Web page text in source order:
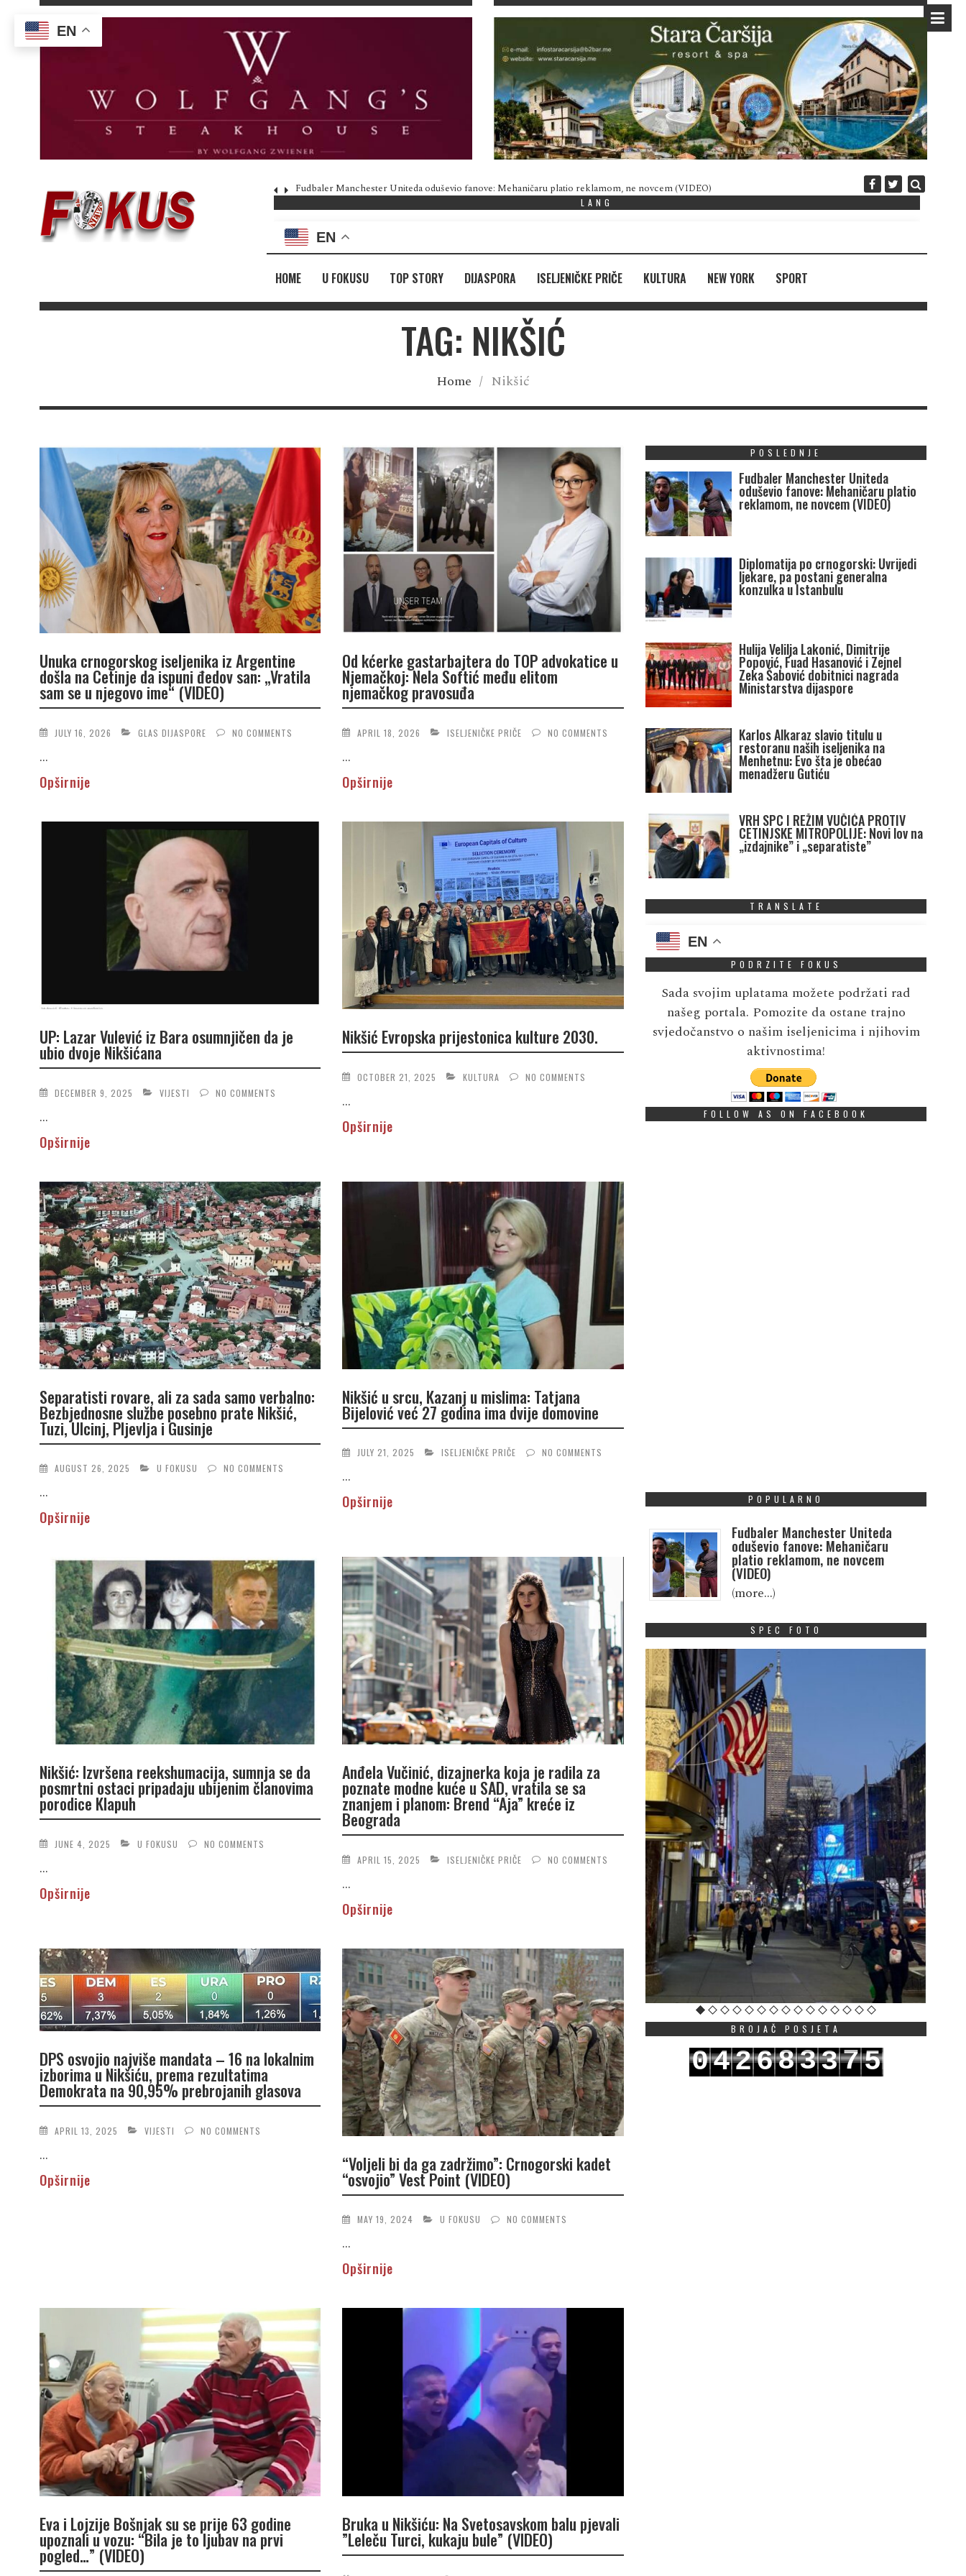
Fudbaler Manchester Uniteda oduševio fanove: Mehaničaru platio reklamom, ne novcem (VIDEO) Diplomatija po
LANG
EN
HOME U FOKUSU TOP STORY DIJASPORA ISELJENIČKE PRIČE KULTURA NEW YORK SPORT
TAG: NIKŠIĆ
Home / Nikšić
Unuka crnogorskog iseljenika iz Argentine
došla na Cetinje da ispuni đedov san: „Vratila
sam se u njegovo ime“ (VIDEO)
JULY 16, 2026 GLAS DIJASPORE NO COMMENTS
...
Opširnije
Od kćerke gastarbajtera do TOP advokatice u
Njemačkoj: Nela Softić među elitom
njemačkog pravosuđa
APRIL 18, 2026 ISELJENIČKE PRIČE NO COMMENTS
...
Opširnije
UP: Lazar Vulević iz Bara osumnjičen da je
ubio dvoje Nikšićana
DECEMBER 9, 2025 VIJESTI NO COMMENTS
...
Opširnije
Nikšić Evropska prijestonica kulture 2030.
OCTOBER 21, 2025 KULTURA NO COMMENTS
...
Opširnije
Separatisti rovare, ali za sada samo verbalno:
Bezbjednosne službe posebno prate Nikšić,
Tuzi, Ulcinj, Pljevlja i Gusinje
AUGUST 26, 2025 U FOKUSU NO COMMENTS
...
Opširnije
Nikšić u srcu, Kazanj u mislima: Tatjana
Bijelović već 27 godina ima dvije domovine
JULY 21, 2025 ISELJENIČKE PRIČE NO COMMENTS
...
Opširnije
Nikšić: Izvršena reekshumacija, sumnja se da
posmrtni ostaci pripadaju ubijenim članovima
porodice Klapuh
JUNE 4, 2025 U FOKUSU NO COMMENTS
...
Opširnije
Anđela Vučinić, dizajnerka koja je radila za
poznate modne kuće u SAD, vratila se sa
znanjem i planom: Brend “Aja” kreće iz
Beograda
APRIL 15, 2025 ISELJENIČKE PRIČE NO COMMENTS
...
Opširnije
DPS osvojio najviše mandata – 16 na lokalnim
izborima u Nikšiću, prema rezultatima
Demokrata na 90,95% prebrojanih glasova
APRIL 13, 2025 VIJESTI NO COMMENTS
...
Opširnije
“Voljeli bi da ga zadržimo”: Crnogorski kadet
“osvojio” Vest Point (VIDEO)
MAY 19, 2024 U FOKUSU NO COMMENTS
...
Opširnije
Eva i Lojzije Bošnjak su se prije 63 godine
upoznali u vozu: “Bila je to ljubav na prvi
pogled…” (VIDEO)
Bruka u Nikšiću: Na Svetosavskom balu pjevali
”Leleču Turci, kukaju bule” (VIDEO)
POSLEDNJE
Fudbaler Manchester Uniteda
oduševio fanove: Mehaničaru platio
reklamom, ne novcem (VIDEO)
Diplomatija po crnogorski: Uvrijedi
ljekare, pa postani generalna
konzulka u Istanbulu
Hulija Velilja Lakonić, Dimitrije
Popović, Fuad Hasanović i Zejnel
Zeka Šabović dobitnici nagrada
Ministarstva dijaspore
Karlos Alkaraz slavio titulu u
restoranu naših iseljenika na
Menhetnu: Evo šta je obećao
menadžeru Gutiću
VRH SPC I REŽIM VUČIĆA PROTIV
CETINJSKE MITROPOLIJE: Novi lov na
„izdajnike” i „separatiste”
TRANSLATE
EN
PODRZITE FOKUS
Sada svojim uplatama možete podržati rad
našeg portala. Pomozite da ostane trajno
svjedočanstvo o našim iseljenicima i njihovim
aktivnostima!
FOLLOW AS ON FACEBOOK
POPULARNO
Fudbaler Manchester Uniteda
oduševio fanove: Mehaničaru
platio reklamom, ne novcem
(VIDEO)
(more…)
SPEC FOTO
BROJAČ POSJETA
042683375
EN